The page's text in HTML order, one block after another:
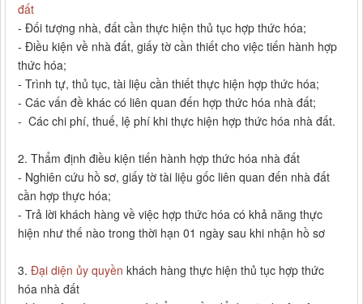
đất
- Đối tượng nhà, đất cần thực hiện thủ tục hợp thức hóa;
- Điều kiện về nhà đất, giấy tờ cần thiết cho việc tiến hành hợp
thức hóa;
- Trình tự, thủ tục, tài liệu cần thiết thực hiện hợp thức hóa;
- Các vấn đề khác có liên quan đến hợp thức hóa nhà đất;
- Các chi phí, thuế, lệ phí khi thực hiện hợp thức hóa nhà đất.
2. Thẩm định điều kiện tiến hành hợp thức hóa nhà đất
- Nghiên cứu hồ sơ, giấy tờ tài liệu gốc liên quan đến nhà đất
cần hợp thực hóa;
- Trả lời khách hàng về việc hợp thức hóa có khả năng thực
hiện như thế nào trong thời hạn 01 ngày sau khi nhận hồ sơ
3. Đại diện ủy quyền khách hàng thực hiện thủ tục hợp thức
hóa nhà đất